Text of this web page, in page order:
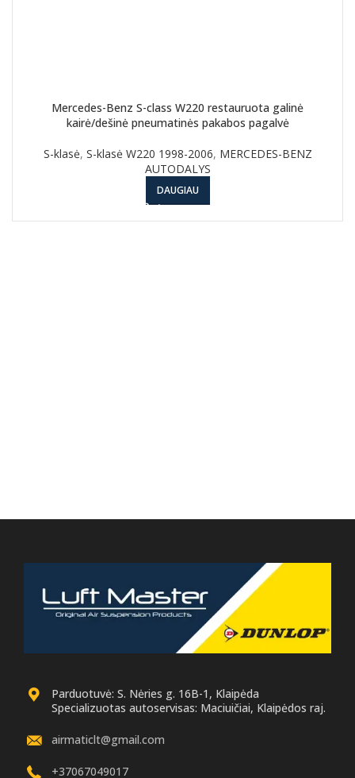
Mercedes-Benz S-class W220 restauruota galinė
kairė/dešinė pneumatinės pakabos pagalvė
S-klasė, S-klasė W220 1998-2006, MERCEDES-BENZ
AUTODALYS
DAUGIAU
Parduotuvė: S. Nėries g. 16B-1, Klaipėda
Specializuotas autoservisas: Maciuičiai, Klaipėdos raj.
airmaticlt@gmail.com
+37067049017